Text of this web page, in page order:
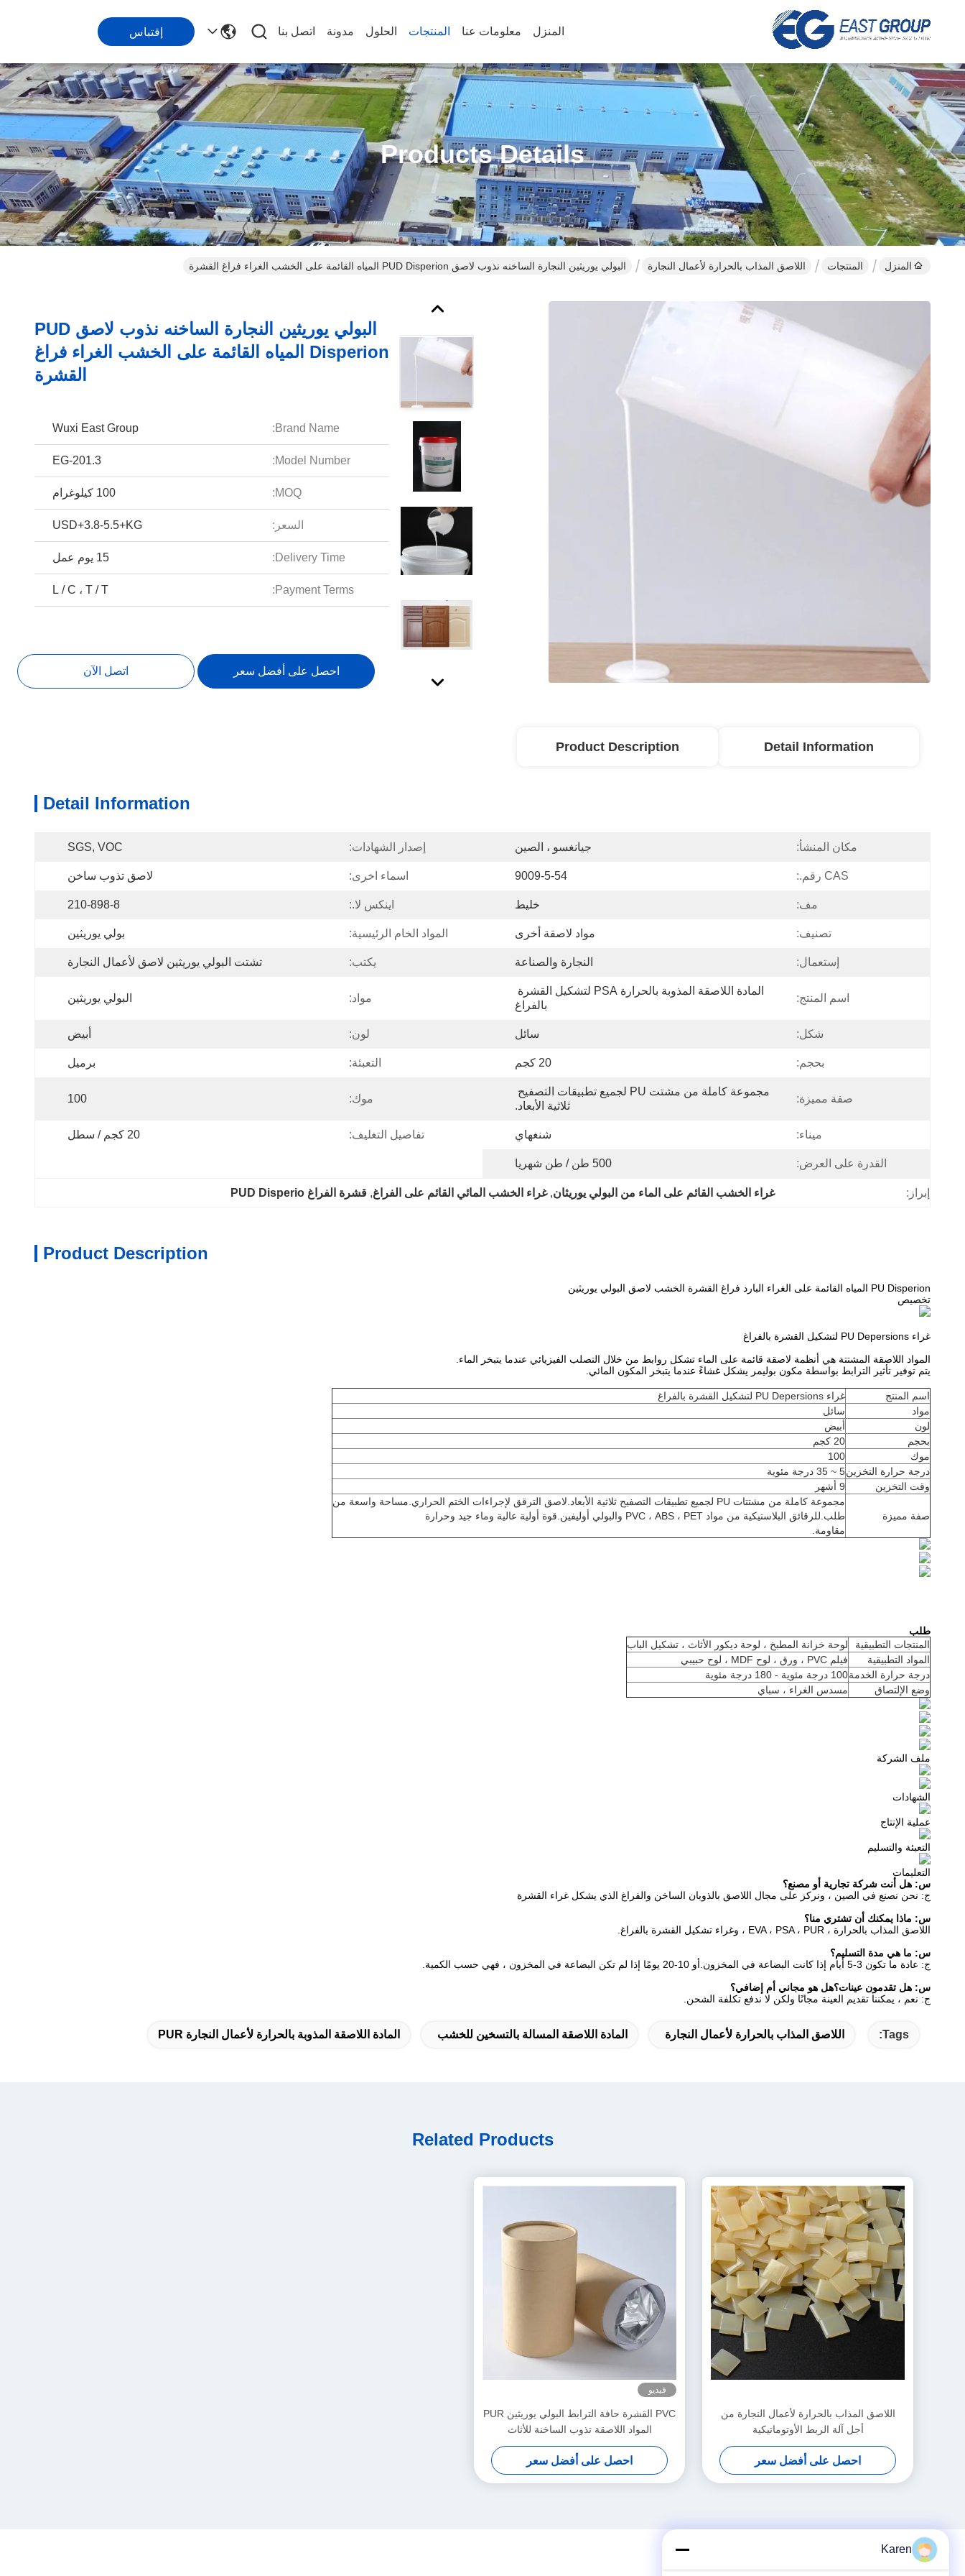
المنزل معلومات عنا المنتجات الحلول مدونة اتصل بنا إقتباس
Products Details
المنزل المنتجات اللاصق المذاب بالحرارة لأعمال النجارة البولي يوريثين النجارة الساخنه نذوب لاصق PUD Disperion المياه القائمة على الخشب الغراء فراغ القشرة
البولي يوريثين النجارة الساخنه نذوب لاصق PUD
Disperion المياه القائمة على الخشب الغراء فراغ
القشرة
Brand Name:
Wuxi East Group
Model Number:
EG-201.3
MOQ: 100 كيلوغرام
السعر: USD+3.8-5.5+KG
Delivery Time: 15 يوم عمل
Payment Terms: L / C ، T / T
احصل على أفضل سعر اتصل الآن
Detail Information
Product Description
Detail Information
مكان المنشأ: جيانغسو ، الصين إصدار الشهادات: SGS, VOC
CAS رقم.: 9009-5-54 اسماء اخرى: لاصق تذوب ساخن
مف: خليط اينكس لا.: 210-898-8
تصنيف: مواد لاصقة أخرى المواد الخام الرئيسية: بولي يوريثين
إستعمال: النجارة والصناعة يكتب: تشتت البولي يوريثين لاصق لأعمال النجارة
اسم المنتج:
بالفراغ
مواد: البولي يوريثين
شكل: سائل لون: أبيض
بحجم: 20 كجم التعبئة: برميل
صفة مميزة:
ثلاثية الأبعاد.
موك: 100
ميناء: شنغهاي تفاصيل التغليف: 20 كجم / سطل
القدرة على العرض: 500 طن / طن شهريا
إبراز: غراء الخشب القائم على الماء من البولي يوريثان, غراء الخشب المائي القائم على الفراغ, قشرة الفراغ PUD Disperio
Product Description
PU Disperion المياه القائمة على الغراء البارد فراغ القشرة الخشب لاصق البولي يوريثين
تخصيص
غراء PU Depersions لتشكيل القشرة بالفراغ
المواد اللاصقة المشتتة هي أنظمة لاصقة قائمة على الماء تشكل روابط من خلال التصلب الفيزيائي عندما يتبخر الماء.
يتم توفير تأثير الترابط بواسطة مكون بوليمر يشكل غشاءً عندما يتبخر المكون المائي.
اسم المنتج
غراء PU Depersions لتشكيل القشرة بالفراغ
مواد
سائل
لون
أبيض
بحجم
20 كجم
موك
100
درجة حرارة التخزين5 ~ 35 درجة مئوية
وقت التخزين
9 أشهر
صفة مميزة
مجموعة كاملة من مشتتات PU لجميع تطبيقات التصفيح ثلاثية الأبعاد.لاصق الترقق لإجراءات الختم الحراري.مساحة واسعة من
طلب.للرقائق البلاستيكية من مواد PVC ، ABS ، PET والبولي أوليفين.قوة أولية عالية وماء جيد وحرارة
مقاومة.
طلب
المنتجات التطبيقية
لوحة خزانة المطبخ ، لوحة ديكور الأثاث ، تشكيل الباب
المواد التطبيقية
فيلم PVC ، ورق ، لوح MDF ، لوح حبيبي
درجة حرارة الخدمة100 درجة مئوية - 180 درجة مئوية
وضع الإلتصاق
مسدس الغراء ، سباي
ملف الشركة
الشهادات
عملية الإنتاج
التعبئة والتسليم
التعليمات
س: هل أنت شركة تجارية أو مصنع؟
ج: نحن نصنع في الصين ، ونركز على مجال اللاصق بالذوبان الساخن والفراغ الذي يشكل غراء القشرة
س: ماذا يمكنك أن تشتري منا؟
اللاصق المذاب بالحرارة ، EVA ، PSA ، PUR ، وغراء تشكيل القشرة بالفراغ.
س: ما هي مدة التسليم؟
ج: عادة ما تكون 3-5 أيام إذا كانت البضاعة في المخزون.أو 10-20 يومًا إذا لم تكن البضاعة في المخزون ، فهي حسب الكمية.
س: هل تقدمون عينات؟هل هو مجاني أم إضافي؟
ج: نعم ، يمكننا تقديم العينة مجانًا ولكن لا ندفع تكلفة الشحن.
Tags: اللاصق المذاب بالحرارة لأعمال النجارة المادة اللاصقة المسالة بالتسخين للخشب المادة اللاصقة المذوبة بالحرارة لأعمال النجارة PUR
Related Products
اللاصق المذاب بالحرارة لأعمال النجارة من
أجل آلة الربط الأوتوماتيكية
احصل على أفضل سعر
فيديو
PVC القشرة حافة الترابط البولي يوريثين PUR
المواد اللاصقة تذوب الساخنة للأثاث
احصل على أفضل سعر
Karen